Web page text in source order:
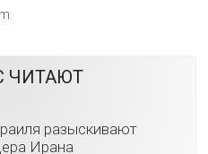
ЧИТАЮТ
разыскивают
Ирана